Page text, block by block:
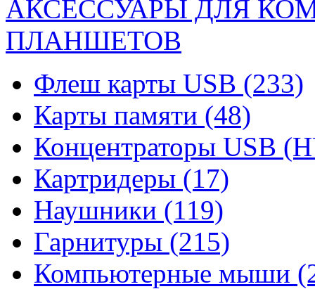
АКСЕССУАРЫ ДЛЯ
ПЛАНШЕТОВ
Флеш карты USB (233)
Карты памяти (48)
Концентраторы USB
Картридеры (17)
Наушники (119)
Гарнитуры (215)
Компьютерные мыши